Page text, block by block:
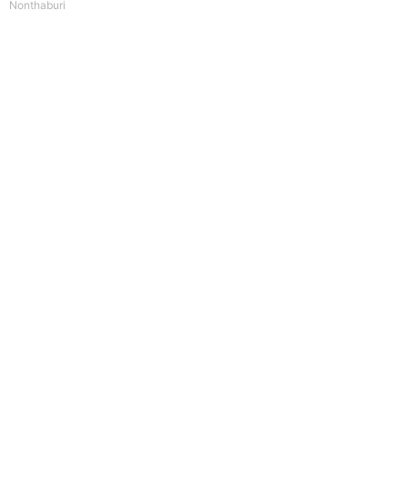
Nonthaburi